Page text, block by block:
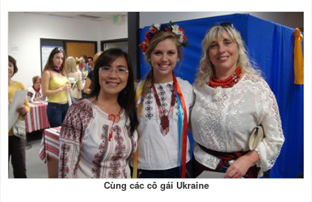
Cùng các cô gái Ukraine